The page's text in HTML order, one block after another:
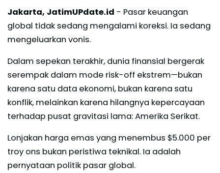
Jakarta, JatimUPdate.id - Pasar keuangan
global tidak sedang mengalami koreksi. Ia sedang
mengeluarkan vonis.
Dalam sepekan terakhir, dunia finansial bergerak
serempak dalam mode risk-off ekstrem—bukan
karena satu data ekonomi, bukan karena satu
konflik, melainkan karena hilangnya kepercayaan
terhadap pusat gravitasi lama: Amerika Serikat.
Lonjakan harga emas yang menembus $5.000 per
troy ons bukan peristiwa teknikal. Ia adalah
pernyataan politik pasar global.